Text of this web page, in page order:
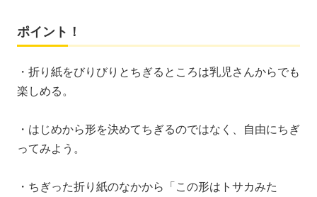
ポイント！
・折り紙をびりびりとちぎるところは乳児さんからでも
楽しめる。
・はじめから形を決めてちぎるのではなく、自由にちぎ
ってみよう。
・ちぎった折り紙のなかから「この形はトサカみた